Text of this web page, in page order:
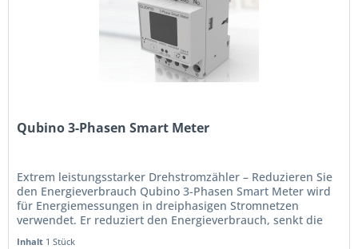
Qubino 3-Phasen Smart Meter
Extrem leistungsstarker Drehstromzähler – Reduzieren Sie
den Energieverbrauch Qubino 3-Phasen Smart Meter wird
für Energiemessungen in dreiphasigen Stromnetzen
verwendet. Er reduziert den Energieverbrauch, senkt die
Inhalt 1 Stück